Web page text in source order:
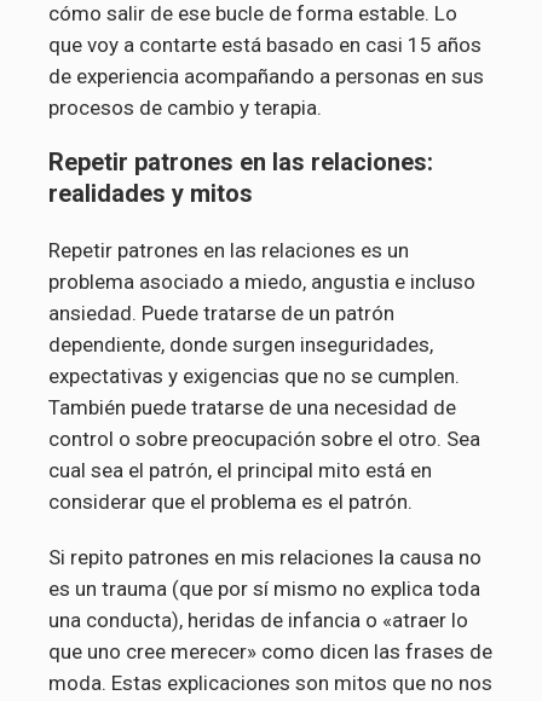
cómo salir de ese bucle de forma estable. Lo
que voy a contarte está basado en casi 15 años
de experiencia acompañando a personas en sus
procesos de cambio y terapia.
Repetir patrones en las relaciones:
realidades y mitos
Repetir patrones en las relaciones es un
problema asociado a miedo, angustia e incluso
ansiedad. Puede tratarse de un patrón
dependiente, donde surgen inseguridades,
expectativas y exigencias que no se cumplen.
También puede tratarse de una necesidad de
control o sobre preocupación sobre el otro. Sea
cual sea el patrón, el principal mito está en
considerar que el problema es el patrón.
Si repito patrones en mis relaciones la causa no
es un trauma (que por sí mismo no explica toda
una conducta), heridas de infancia o «atraer lo
que uno cree merecer» como dicen las frases de
moda. Estas explicaciones son mitos que no nos